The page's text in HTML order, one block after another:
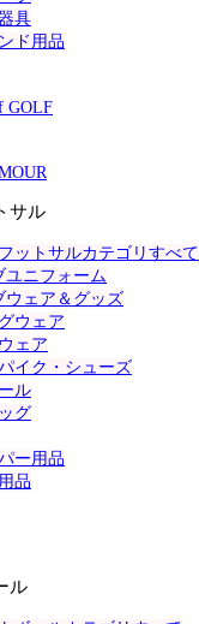
具
ド用品
GOLF
サル
ットサルカテゴリすべて
ユニフォーム
ウェア＆グッズ
ウェア
ェア
イク・シューズ
ル
グ
ー用品
品
ル